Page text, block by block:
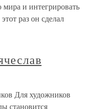
мира и интегрировать
раз он сделал
Для художников
становится